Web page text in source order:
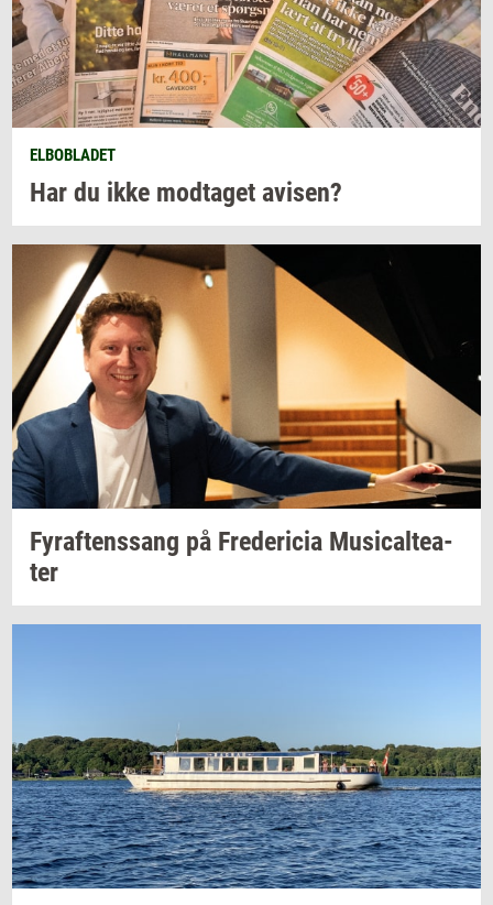
ELBOBLADET
Har du ikke mod­ta­get avi­sen?
Fyraf­tens­sang på Fre­de­ri­cia Mu­si­cal­te­a­
ter